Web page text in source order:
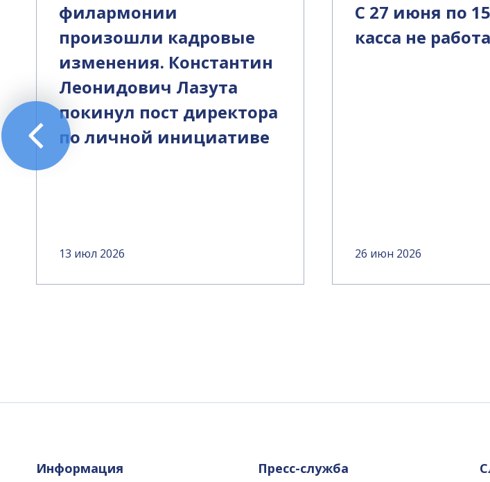
филармонии
произошли кадровые
изменения. Константин
Леонидович Лазута
покинул пост директора
по личной инициативе
13 июл 2026
С 27 июня по
касса не
26 июн 2026
Информация Пресс-служба